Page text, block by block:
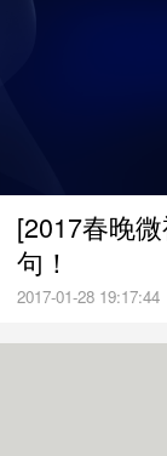
[2017春晚
句！
2017-01-28 19:17:44